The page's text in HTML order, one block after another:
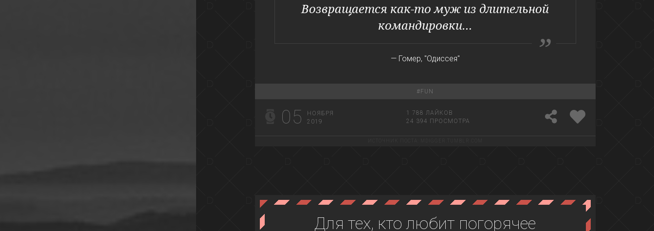
Возвращается как-то муж из длительной
командировки…
— Гомер, "Одиссея"
# FUN
05
НОЯБРЯ
2019
1 788ЛАЙКОВ
24 394 ПРОСМОТРА
Для тех, кто любит погорячее